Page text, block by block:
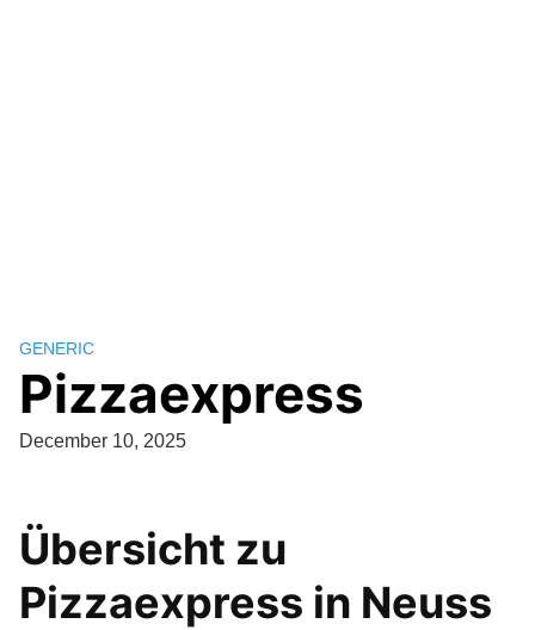
GENERIC
Pizzaexpress
December 10, 2025
Übersicht zu
Pizzaexpress in Neuss